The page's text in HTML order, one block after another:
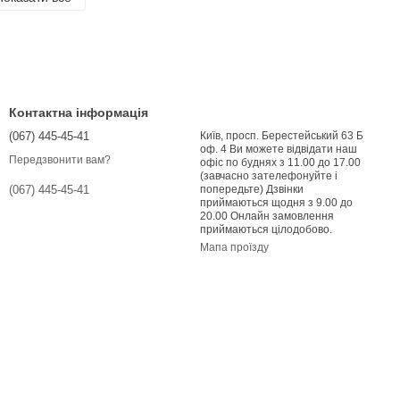
Контактна інформація
(067) 445-45-41
Передзвонити вам?
(067) 445-45-41
Київ, просп. Берестейський 63 Б
оф. 4 Ви можете відвідати наш
офіс по буднях з 11.00 до 17.00
(завчасно зателефонуйте і
попередьте) Дзвінки
приймаються щодня з 9.00 до
20.00 Онлайн замовлення
приймаються цілодобово.
Мапа проїзду